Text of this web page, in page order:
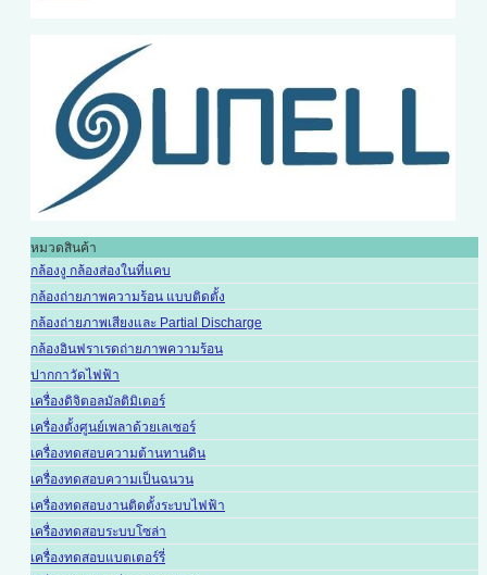
หมวดสินค้า
กล้องงู กล้องส่องในที่แคบ
กล้องถ่ายภาพความร้อน แบบติดตั้ง
กล้องถ่ายภาพเสียงและ Partial Discharge
กล้องอินฟราเรดถ่ายภาพความร้อน
ปากกาวัดไฟฟ้า
เครื่องดิจิตอลมัลติมิเตอร์
เครื่องตั้งศูนย์เพลาด้วยเลเซอร์
เครื่องทดสอบความต้านทานดิน
เครื่องทดสอบความเป็นฉนวน
เครื่องทดสอบงานติดตั้งระบบไฟฟ้า
เครื่องทดสอบระบบโซล่า
เครื่องทดสอบแบตเตอร์รี่